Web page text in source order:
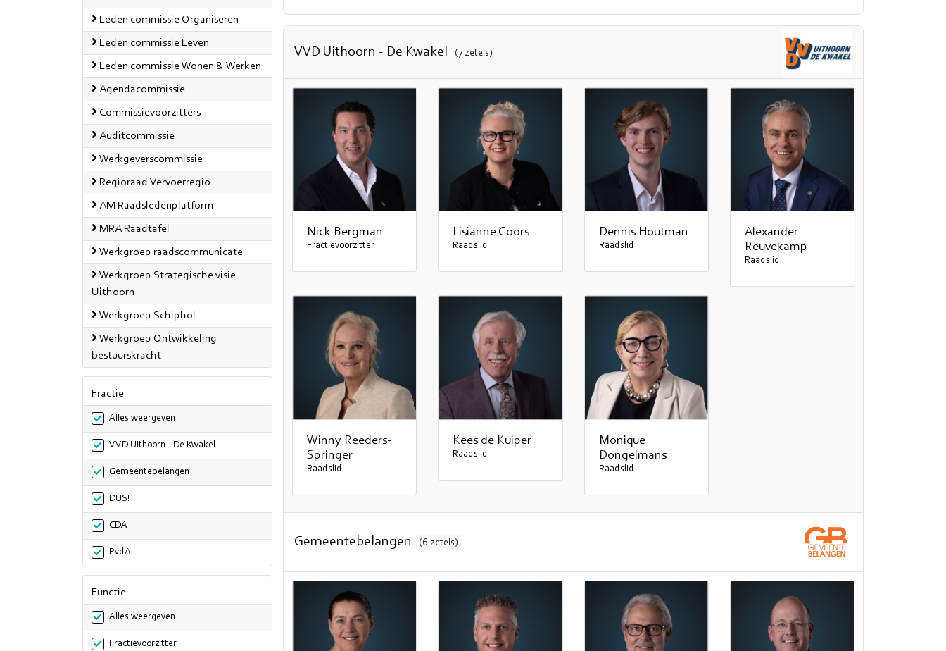
Leden commissie Organiseren
Leden commissie Leven
Leden commissie Wonen & Werken
Agendacommissie
Commissievoorzitters
Auditcommissie
Werkgeverscommissie
Regioraad Vervoerregio
AM Raadsledenplatform
MRA Raadtafel
Werkgroep raadscommunicate
Uithoorn
Werkgroep Schiphol
bestuurskracht
Fractie
Alles weergeven
VVD Uithoorn - De Kwakel
Gemeentebelangen
DUS!
CDA
PvdA
Functie
Alles weergeven
Fractievoorzitter
VVD Uithoorn - De Kwakel (7 zetels)
Nick Bergman
Fractievoorzitter
Lisianne Coors
Raadslid
Dennis Houtman
Raadslid
Alexander
Reuvekamp
Raadslid
Winny Reeders-
Springer
Raadslid
Kees de Kuiper
Raadslid
Monique
Dongelmans
Raadslid
Gemeentebelangen (6 zetels)